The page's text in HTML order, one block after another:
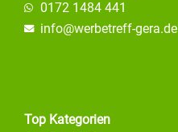
0172 1484 441
info@werbetreff-gera.de
Top Kategorien